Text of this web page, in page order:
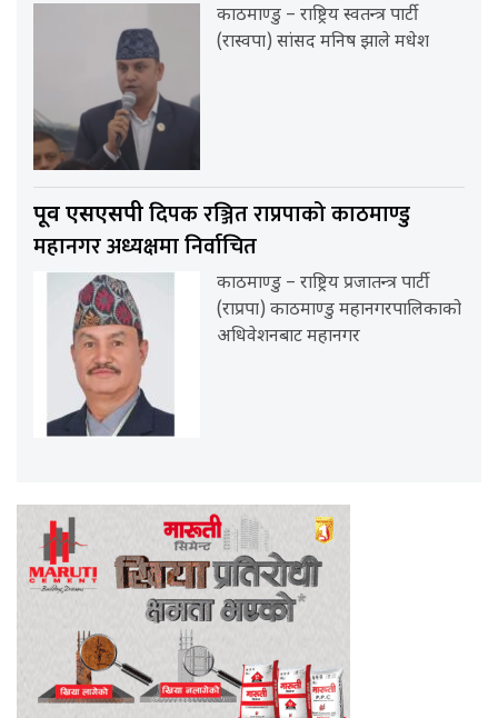
काठमाण्डु – राष्ट्रिय स्वतन्त्र पार्टी
(रास्वपा) सांसद मनिष झाले मधेश
पूर्व एसएसपीदिपक रञ्जित राप्रपाको काठमाण्डु
महानगर अध्यक्षमा निर्वाचित
काठमाण्डु – राष्ट्रिय प्रजातन्त्र पार्टी
(राप्रपा) काठमाण्डु महानगरपालिकाको
अधिवेशनबाट महानगर